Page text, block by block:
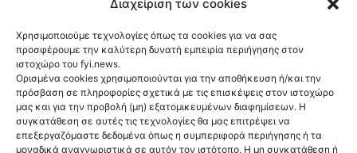
Διαχείριση των cookies
Χρησιμοποιούμε τεχνολογίες όπως τα cookies για να σας
προσφέρουμε την καλύτερη δυνατή εμπειρία περιήγησης στον
ιστοχώρο του fyi.news.
Ορισμένα cookies χρησιμοποιούνται για την αποθήκευση ή/και την
πρόσβαση σε πληροφορίες σχετικά με τις επισκέψεις στον ιστοχώρο
μας και για την προβολή (μη) εξατομικευμένων διαφημίσεων. Η
συγκατάθεση σε αυτές τις τεχνολογίες θα μας επιτρέψει να
επεξεργαζόμαστε δεδομένα όπως η συμπεριφορά περιήγησης ή τα
μοναδικά αναγνωριστικά σε αυτόν τον ιστότοπο. Η μη συγκατάθεση ή
στα έτοιμα γεύματα
Ακολούθησέ μας